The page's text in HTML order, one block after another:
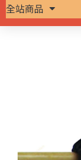
全站商品